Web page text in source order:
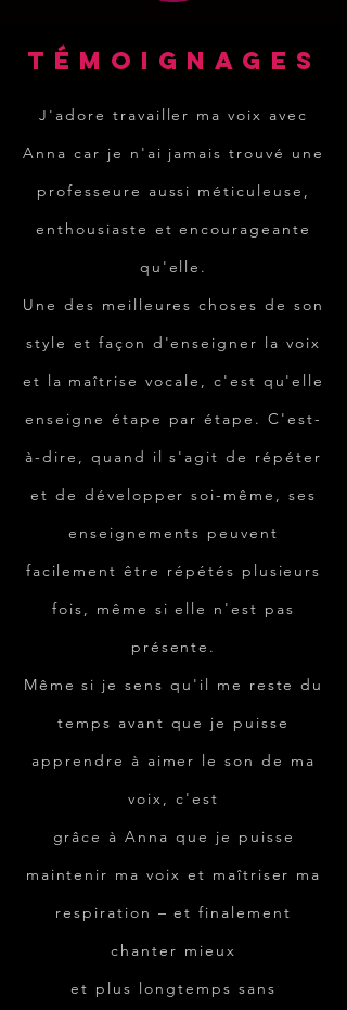
TÉMOIGNAGES
J'adore travailler ma voix avec
Anna car je n'ai jamais trouvé une
professeure aussi méticuleuse,
enthousiaste et encourageante
qu'elle.
Une des meilleures choses de son
style et façon d'enseigner la voix
et la maîtrise vocale, c'est qu'elle
enseigne étape par étape. C'est-
à-dire, quand il s'agit de répéter
et de développer soi-même, ses
enseignements peuvent
facilement être répétés plusieurs
fois, même si elle n'est pas
présente.
Même si je sens qu'il me reste du
temps avant que je puisse
apprendre à aimer le son de ma
voix, c'est
grâce à Anna que je puisse
maintenir ma voix et maîtriser ma
respiration – et finalement
chanter mieux
et plus longtemps sans